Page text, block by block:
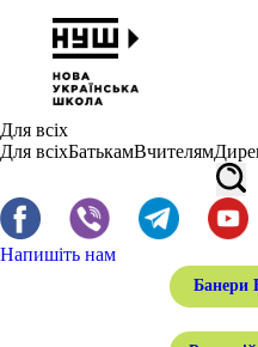
Для всіх
Для всіхБатькамВчителям
Напишіть нам